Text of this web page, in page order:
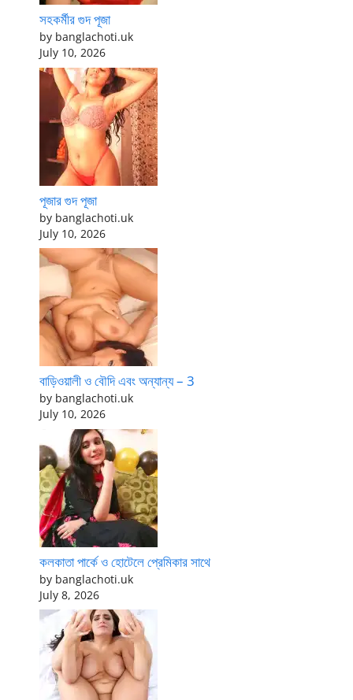
সহকর্মীর গুদ পূজা
by banglachoti.uk
July 10, 2026
পূজার গুদ পূজা
by banglachoti.uk
July 10, 2026
বাড়িওয়ালী ও বৌদি এবং অন্যান্য – 3
by banglachoti.uk
July 10, 2026
কলকাতা পার্কে ও হোটেলে প্রেমিকার সাথে
by banglachoti.uk
July 8, 2026